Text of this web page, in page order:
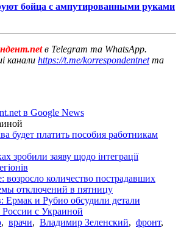
бойца с ампутированными руками
в Telegram та WhatsApp.
канали https://t.me/korrespondentnetта
в Google News
будет платить пособия работникам
зробили заяву щодо інтеграції
количество пострадавших
отключений в пятницу
Ермак и Рубио обсудили детали
с Украиной
, врачи, Владимир Зеленский, фронт,